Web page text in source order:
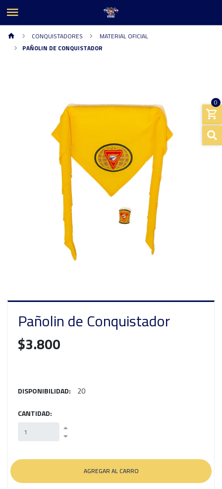
0
CONQUISTADORES
MATERIAL OFICIAL
PAÑOLIN DE CONQUISTADOR
Pañolin de Conquistador
$3.800
DISPONIBILIDAD: 20
CANTIDAD: